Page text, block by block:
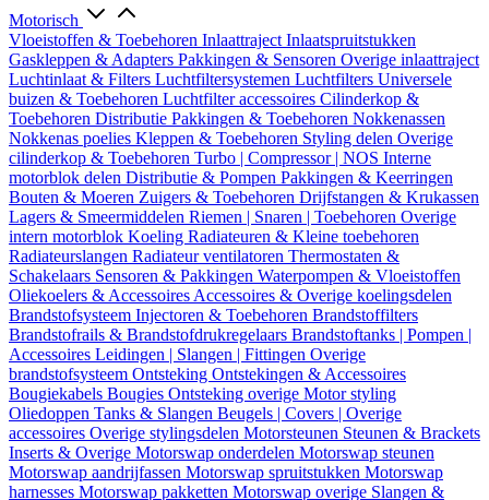
Motorisch
Vloeistoffen & Toebehoren Inlaattraject Inlaatspruitstukken
Gaskleppen & Adapters Pakkingen & Sensoren Overige inlaattraject
Luchtinlaat & Filters Luchtfiltersystemen Luchtfilters Universele
buizen & Toebehoren Luchtfilter accessoires Cilinderkop &
Toebehoren Distributie Pakkingen & Toebehoren Nokkenassen
Nokkenas poelies Kleppen & Toebehoren Styling delen Overige
cilinderkop & Toebehoren Turbo | Compressor | NOS Interne
motorblok delen Distributie & Pompen Pakkingen & Keerringen
Bouten & Moeren Zuigers & Toebehoren Drijfstangen & Krukassen
Lagers & Smeermiddelen Riemen | Snaren | Toebehoren Overige
intern motorblok Koeling Radiateuren & Kleine toebehoren
Radiateurslangen Radiateur ventilatoren Thermostaten &
Schakelaars Sensoren & Pakkingen Waterpompen & Vloeistoffen
Oliekoelers & Accessoires Accessoires & Overige koelingsdelen
Brandstofsysteem Injectoren & Toebehoren Brandstoffilters
Brandstofrails & Brandstofdrukregelaars Brandstoftanks | Pompen |
Accessoires Leidingen | Slangen | Fittingen Overige
brandstofsysteem Ontsteking Ontstekingen & Accessoires
Bougiekabels Bougies Ontsteking overige Motor styling
Oliedoppen Tanks & Slangen Beugels | Covers | Overige
accessoires Overige stylingsdelen Motorsteunen Steunen & Brackets
Inserts & Overige Motorswap onderdelen Motorswap steunen
Motorswap aandrijfassen Motorswap spruitstukken Motorswap
harnesses Motorswap pakketten Motorswap overige Slangen &